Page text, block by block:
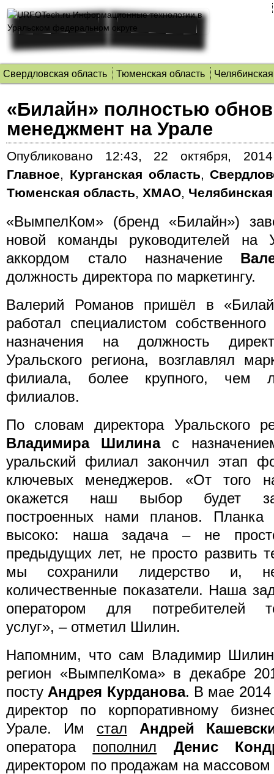
Свердловская область Тюменская область
«Билайн» полностью
менеджмент на Урале
Опубликовано
12:43, 22 октября,
Главное, Курганская область,
Тюменская область, ХМАО,
«ВымпелКом» (бренд «Билайн»)
новой команды руководителей
аккордом стало назначение
должность директора по маркетингу.
Валерий Романов пришёл в
работал специалистом
назначения на должность
Уральского региона, возглавлял
филиала, более крупного, чем
филиалов.
По словам директора Уральского
Владимира Шилинас
уральский филиал закончил этап
ключевых менеджеров. «От того
окажется наш выбор будет
построенных нами планов. Планка
высоко: наша задача – не
предыдущих лет, не просто развить
мы сохранили лидерство и,
количественные показатели. Наша
оператором для потребителей
услуг», – отметил Шилин.
Напомним, что сам Владимир
регион «ВымпелКома» в декабре
посту Андрея Курданова. В мае 2014
директор по корпоративному
Урале. Им стал
Андрей
оператора пополнил
Денис
директором по продажам на